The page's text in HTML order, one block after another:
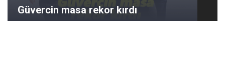
Güvercin masa rekor kırdı